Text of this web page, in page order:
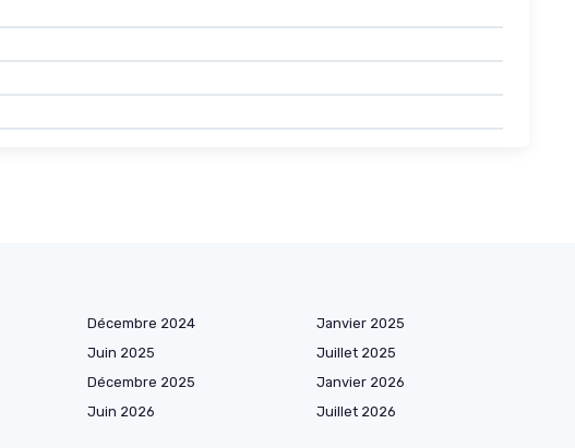
Décembre 2024
Janvier 2025
Juin 2025
Juillet 2025
Décembre 2025
Janvier 2026
Juin 2026
Juillet 2026